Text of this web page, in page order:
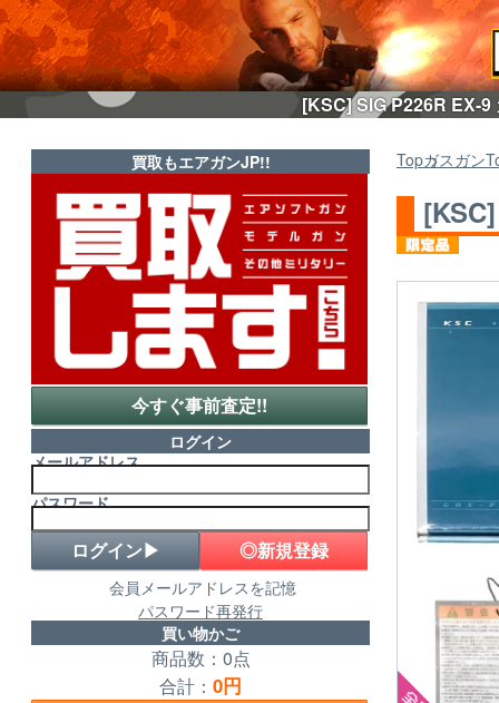
[KSC] SIG P226R EX-9
Topガスガン
買取もエアガンJP!!
今すぐ事前査定!!
ログイン
メールアドレス
パスワード
◎新規登録
会員メールアドレスを記憶
パスワード再発行
買い物かご
商品数：0点
合計： 0円